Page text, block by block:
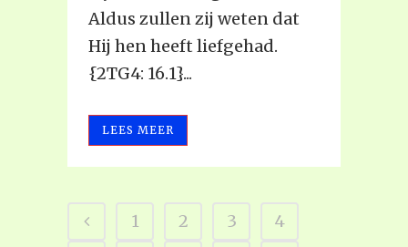
Aldus zullen zij weten dat
Hij hen heeft liefgehad.
{2TG4: 16.1}...
LEES MEER
1 2 3
4